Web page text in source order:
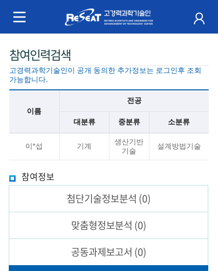
R
e
S
e
고
경
력
학
기
술
인
주
메
뉴
참여인력검색
고경력과학기술인이 공개 동의한 추가정보는 로그인후 조회
가능합니다.
설
이름
전공
대분류 중분류 소분류
이*섭 기계
생산기반
기술
설계방법기술
참여정보
첨단기술정보분석 (0)
맞춤형정보분석 (0)
공동과제보고서 (0)